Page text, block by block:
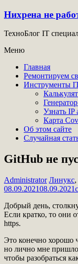
Нихрена не
ТехноБлог IT
Меню
Главная
Ремонтируем
Инструменты
Узнать IP
Карта
Об этом сайте
Случайная
GitHub не
Administrator Линукс,
08.09.202108.09.2021
Добрый день,
Если кратко, то они
https.
Это конечно хорошо
но лично мне
чтобы разобраться